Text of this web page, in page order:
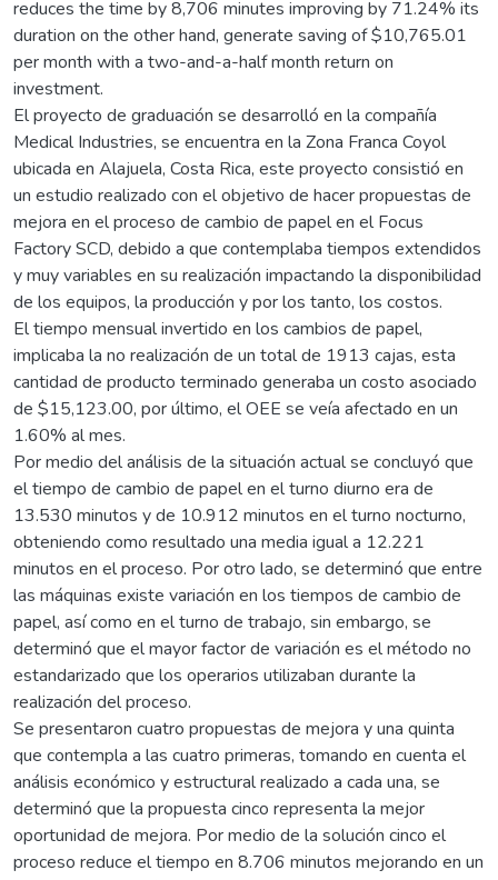
reduces the time by 8,706 minutes improving by 71.24% its
duration on the other hand, generate saving of $10,765.01
per month with a two-and-a-half month return on
investment.
El proyecto de graduación se desarrolló en la compañía
Medical Industries, se encuentra en la Zona Franca Coyol
ubicada en Alajuela, Costa Rica, este proyecto consistió en
un estudio realizado con el objetivo de hacer propuestas de
mejora en el proceso de cambio de papel en el Focus
Factory SCD, debido a que contemplaba tiempos extendidos
y muy variables en su realización impactando la disponibilidad
de los equipos, la producción y por los tanto, los costos.
El tiempo mensual invertido en los cambios de papel,
implicaba la no realización de un total de 1913 cajas, esta
cantidad de producto terminado generaba un costo asociado
de $15,123.00, por último, el OEE se veía afectado en un
1.60% al mes.
Por medio del análisis de la situación actual se concluyó que
el tiempo de cambio de papel en el turno diurno era de
13.530 minutos y de 10.912 minutos en el turno nocturno,
obteniendo como resultado una media igual a 12.221
minutos en el proceso. Por otro lado, se determinó que entre
las máquinas existe variación en los tiempos de cambio de
papel, así como en el turno de trabajo, sin embargo, se
determinó que el mayor factor de variación es el método no
estandarizado que los operarios utilizaban durante la
realización del proceso.
Se presentaron cuatro propuestas de mejora y una quinta
que contempla a las cuatro primeras, tomando en cuenta el
análisis económico y estructural realizado a cada una, se
determinó que la propuesta cinco representa la mejor
oportunidad de mejora. Por medio de la solución cinco el
proceso reduce el tiempo en 8.706 minutos mejorando en un